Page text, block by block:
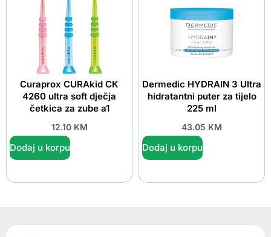
Curaprox CURAkid CK
4260 ultra soft dječja
četkica za zube a1
12.10 KM
Dodaj u korpu
Dermedic HYDRAIN 3 Ultra
hidratantni puter za tijelo
225 ml
43.05 KM
Dodaj u korpu